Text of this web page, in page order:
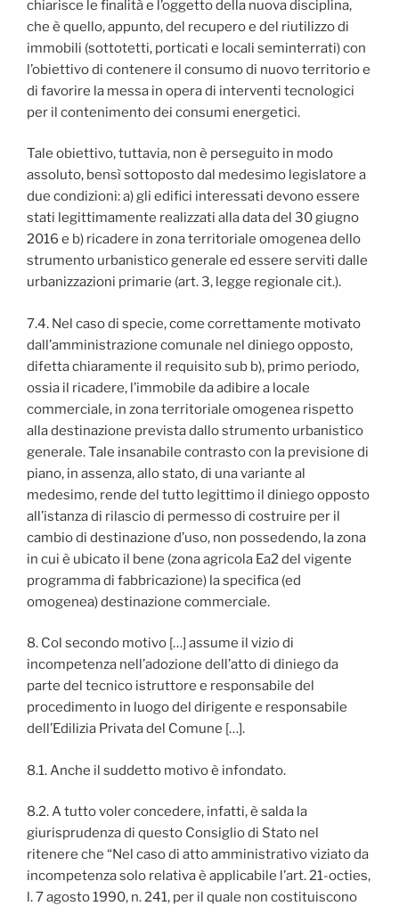
chiarisce le finalità e l’oggetto della nuova disciplina,
che è quello, appunto, del recupero e del riutilizzo di
immobili (sottotetti, porticati e locali seminterrati) con
l’obiettivo di contenere il consumo di nuovo territorio e
di favorire la messa in opera di interventi tecnologici
per il contenimento dei consumi energetici.
Tale obiettivo, tuttavia, non è perseguito in modo
assoluto, bensì sottoposto dal medesimo legislatore a
due condizioni: a) gli edifici interessati devono essere
stati legittimamente realizzati alla data del 30 giugno
2016 e b) ricadere in zona territoriale omogenea dello
strumento urbanistico generale ed essere serviti dalle
urbanizzazioni primarie (art. 3, legge regionale cit.).
7.4. Nel caso di specie, come correttamente motivato
dall’amministrazione comunale nel diniego opposto,
difetta chiaramente il requisito sub b), primo periodo,
ossia il ricadere, l’immobile da adibire a locale
commerciale, in zona territoriale omogenea rispetto
alla destinazione prevista dallo strumento urbanistico
generale. Tale insanabile contrasto con la previsione di
piano, in assenza, allo stato, di una variante al
medesimo, rende del tutto legittimo il diniego opposto
all’istanza di rilascio di permesso di costruire per il
cambio di destinazione d’uso, non possedendo, la zona
in cui è ubicato il bene (zona agricola Ea2 del vigente
programma di fabbricazione) la specifica (ed
omogenea) destinazione commerciale.
8. Col secondo motivo […] assume il vizio di
incompetenza nell’adozione dell’atto di diniego da
parte del tecnico istruttore e responsabile del
procedimento in luogo del dirigente e responsabile
dell’Edilizia Privata del Comune […].
8.1. Anche il suddetto motivo è infondato.
8.2. A tutto voler concedere, infatti, è salda la
giurisprudenza di questo Consiglio di Stato nel
ritenere che “Nel caso di atto amministrativo viziato da
incompetenza solo relativa è applicabile l’art. 21-octies,
l. 7 agosto 1990, n. 241, per il quale non costituiscono